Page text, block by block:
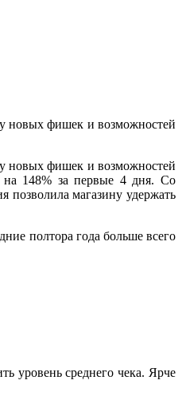
новых фишек и возможностей
новых фишек и возможностей
на 148% за первые 4 дня. Со
позволила магазину удержать
полтора года больше всего
уровень среднего чека. Ярче